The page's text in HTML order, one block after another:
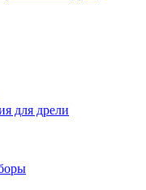
для дрели